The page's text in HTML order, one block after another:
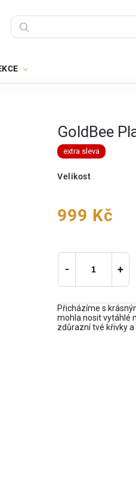
GoldBee
extra sleva
Velikost
999 Kč
Přicházíme s
mohla nosit vytáhlé
zdůrazní tvé křivky a